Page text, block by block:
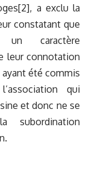
a exclu la
constatant que
caractère
leur connotation
été commis
qui
et donc ne se
subordination